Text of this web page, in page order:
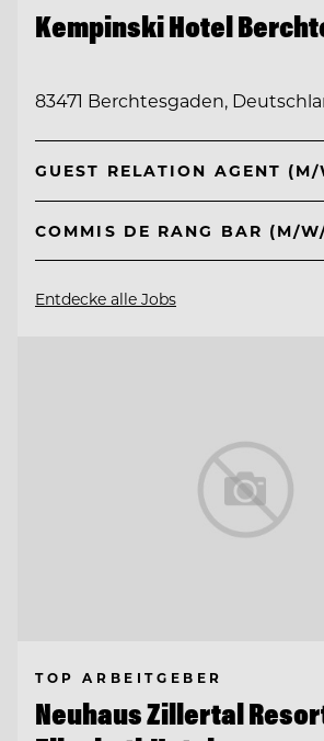
Kempinski Hotel
83471 Berchtesgaden,
GUEST RELATION AGENT
COMMIS DE RANG BAR (M/
Entdecke alle Jobs
TOP ARBEITGEBER
Neuhaus Zillertal